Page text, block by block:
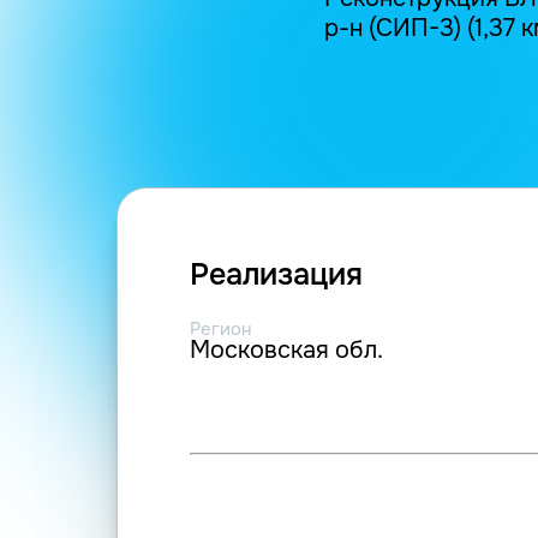
р-н (СИП-3) (1,37
Реализация
Регион
Московская обл.